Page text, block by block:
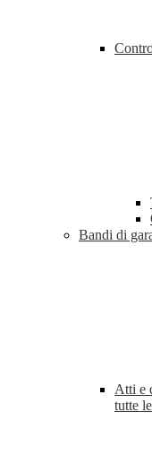
Bandi di
Atti e
tutte